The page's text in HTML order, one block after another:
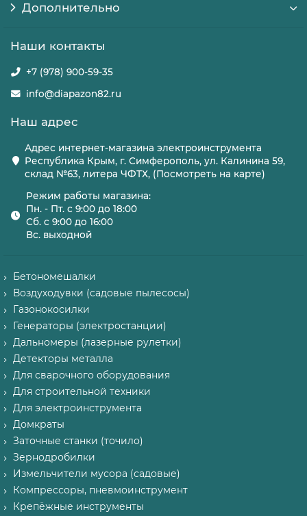
Дополнительно
Наши контакты
+7 (978) 900-59-35
info@diapazon82.ru
Наш адрес
Адрес интернет-магазина электроинструмента
Республика Крым, г. Симферополь, ул. Калинина 59,
склад №63, литера ЧФТХ, (Посмотреть на карте)
Режим работы магазина:
Пн. - Пт. с 9:00 до 18:00
Сб. с 9:00 до 16:00
Вс. выходной
Бетономешалки
Воздуходувки (садовые пылесосы)
Газонокосилки
Генераторы (электростанции)
Дальномеры (лазерные рулетки)
Детекторы металла
Для сварочного оборудования
Для строительной техники
Для электроинструмента
Домкраты
Заточные станки (точило)
Зернодробилки
Измельчители мусора (садовые)
Компрессоры, пневмоинструмент
Крепёжные инструменты